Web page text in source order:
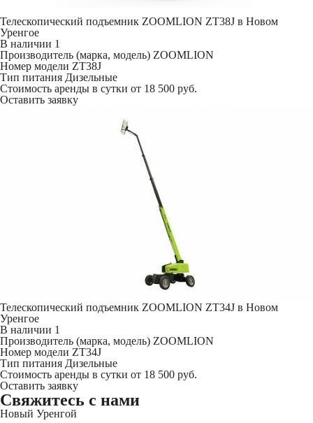
Телескопический подъемник ZOOMLION ZT38J в Новом
Уренгое
В наличии 1
Производитель (марка, модель) ZOOMLION
Номер модели ZT38J
Тип питания Дизельные
Стоимость аренды в сутки от 18 500 руб.
Оставить заявку
Телескопический подъемник ZOOMLION ZT34J в Новом
Уренгое
В наличии 1
Производитель (марка, модель) ZOOMLION
Номер модели ZT34J
Тип питания Дизельные
Стоимость аренды в сутки от 18 500 руб.
Оставить заявку
Свяжитесь с нами
Новый Уренгой